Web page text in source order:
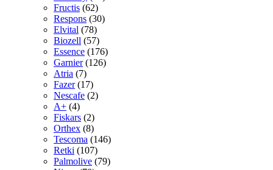
Fructis (62)
Respons (30)
Elvital (78)
Biozell (57)
Essence (176)
Garnier (126)
Atria (7)
Fazer (17)
Nescafe (2)
A+ (4)
Fiskars (2)
Orthex (8)
Tescoma (146)
Retki (107)
Palmolive (79)